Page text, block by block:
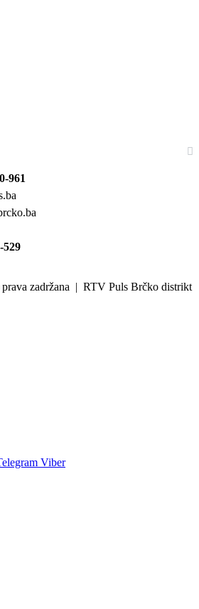
961
529
zadržana | RTV Puls Brčko distrikt
Viber